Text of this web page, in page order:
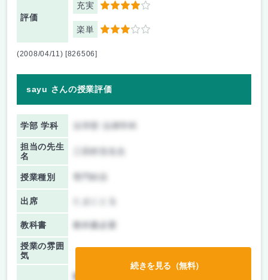
評価
充実 4
楽単 3
(2008/04/11) [826506]
sayu さんの授業評価
学部 学科
担当の先生
名
授業種別
出席
教科書 教科書必要
授業の雰囲
気
前期/中間：
続きを見る（無料）